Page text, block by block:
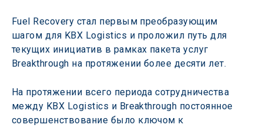
Fuel Recovery стал первым преобразующим
шагом для KBX Logistics и проложил путь для
текущих инициатив в рамках пакета услуг
Breakthrough на протяжении более десяти лет.
На протяжении всего периода сотрудничества
между KBX Logistics и Breakthrough постоянное
совершенствование было ключом к